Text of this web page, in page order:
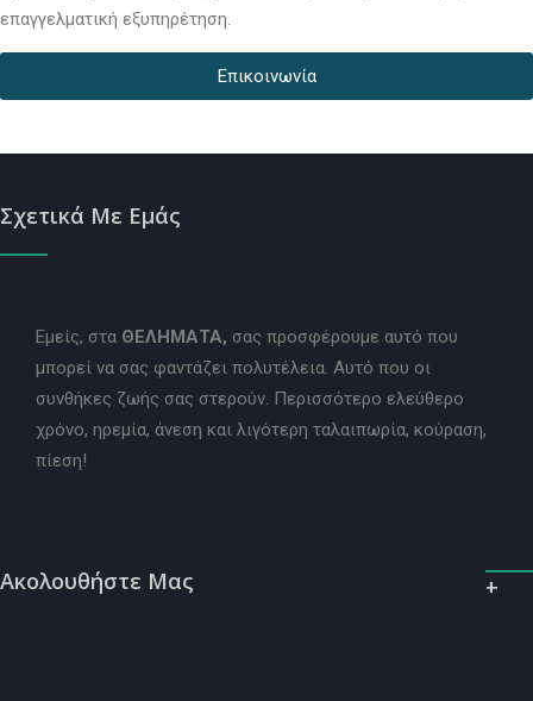
επαγγελματική εξυπηρέτηση.
Επικοινωνία
Σχετικά Με Εμάς
Εμείς, στα ΘΕΛΗΜΑΤΑ, σας προσφέρουμε αυτό που
μπορεί να σας φαντάζει πολυτέλεια. Αυτό που οι
συνθήκες ζωής σας στερούν. Περισσότερο ελεύθερο
χρόνο, ηρεμία, άνεση και λιγότερη ταλαιπωρία, κούραση,
πίεση!
Ακολουθήστε Μας